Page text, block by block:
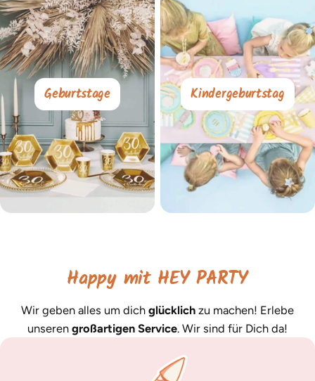
Geburtstage Kindergeburtstag
Happy mit HEY PARTY
Wir geben alles um dich glücklich zu machen! Erlebe
unseren großartigen Service. Wir sind für Dich da!